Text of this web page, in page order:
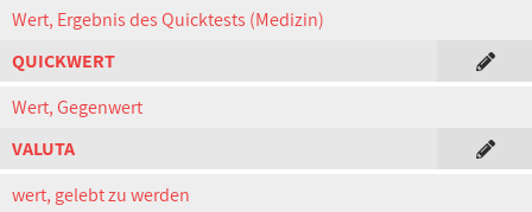
Wert, Ergebnis des Quicktests (Medizin)
QUICKWERT
Wert, Gegenwert
VALUTA
wert, gelebt zu werden